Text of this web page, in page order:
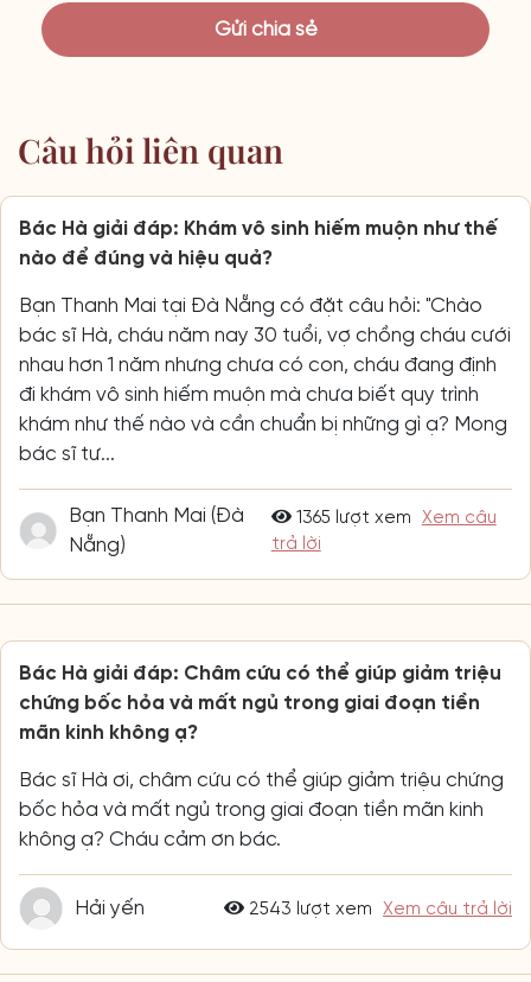
Câu hỏi liên quan
Bác Hà giải đáp: Khám vô sinh hiếm muộn như thế
nào để đúng và hiệu quả?
Bạn Thanh Mai tại Đà Nẵng có đặt câu hỏi: "Chào
bác sĩ Hà, cháu năm nay 30 tuổi, vợ chồng cháu cưới
nhau hơn 1 năm nhưng chưa có con, cháu đang định
đi khám vô sinh hiếm muộn mà chưa biết quy trình
khám như thế nào và cần chuẩn bị những gì ạ? Mong
bác sĩ tư...
Bạn Thanh Mai (Đà
Nẵng)
1365 lượt xem
Xem câu
trả lời
Bác Hà giải đáp: Châm cứu có thể giúp giảm triệu
chứng bốc hỏa và mất ngủ trong giai đoạn tiền
mãn kinh không ạ?
Bác sĩ Hà ơi, châm cứu có thể giúp giảm triệu chứng
bốc hỏa và mất ngủ trong giai đoạn tiền mãn kinh
không ạ? Cháu cảm ơn bác.
Hải yến 2543 lượt xem Xem câu trả lời